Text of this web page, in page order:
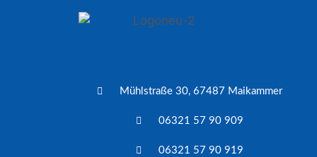
Mühlstraße 30, 67487 Maikammer
06321 57 90 909
06321 57 90 919